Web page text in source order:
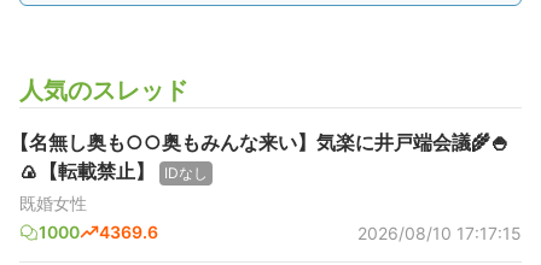
人気のスレッド
【名無し奥も○○奥もみんな来い】気楽に井戸端会議🌾🍚
🍙【転載禁止】
IDなし
既婚女性
1000
4369.6 2026/08/10 17:17:15